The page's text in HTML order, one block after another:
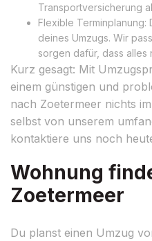
Transportversicherung
Flexible Terminplanung:
deines Umzugs. Wir
sorgen dafür, dass alles
Kurz gesagt: Mit
einem günstigen und
nach Zoetermeer nichts
selbst von unserem
kontaktiere uns noch
Wohnung
Zoetermeer
Du planst einen Umzug